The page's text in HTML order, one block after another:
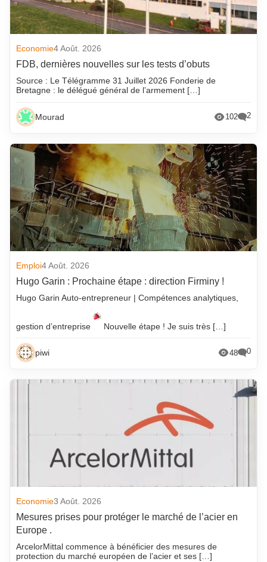
Economie4 Août. 2026
FDB, dernières nouvelles sur les tests d’obuts
Source : Le Télégramme 31 Juillet 2026 Fonderie de
Bretagne : le délégué général de l’armement […]
Mourad 102 2
Emploi4 Août. 2026
Hugo Garin : Prochaine étape : direction Firminy !
Hugo Garin Auto-entrepreneur | Compétences analytiques,
gestion d’entreprise Nouvelle étape ! Je suis très […]
piwi 48 0
Economie3 Août. 2026
Mesures prises pour protéger le marché de l’acier en
Europe .
ArcelorMittal commence à bénéficier des mesures de
protection du marché européen de l’acier et ses […]